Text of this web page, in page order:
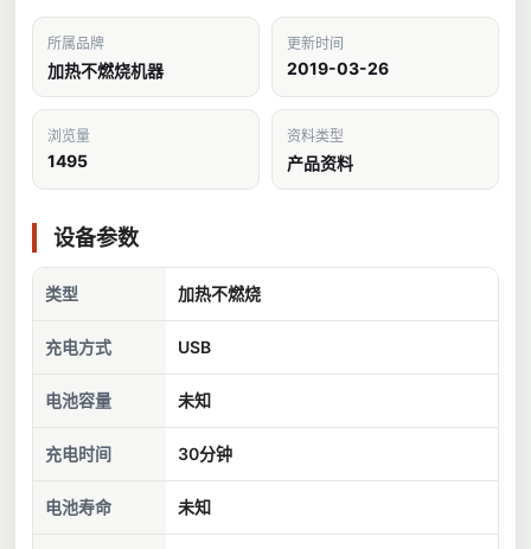
所属品牌
加热不燃烧机器
更新时间
2019-03-26
浏览量
1495
资料类型
产品资料
设备参数
类型 加热不燃烧
充电方式 USB
电池容量 未知
充电时间 30分钟
电池寿命 未知